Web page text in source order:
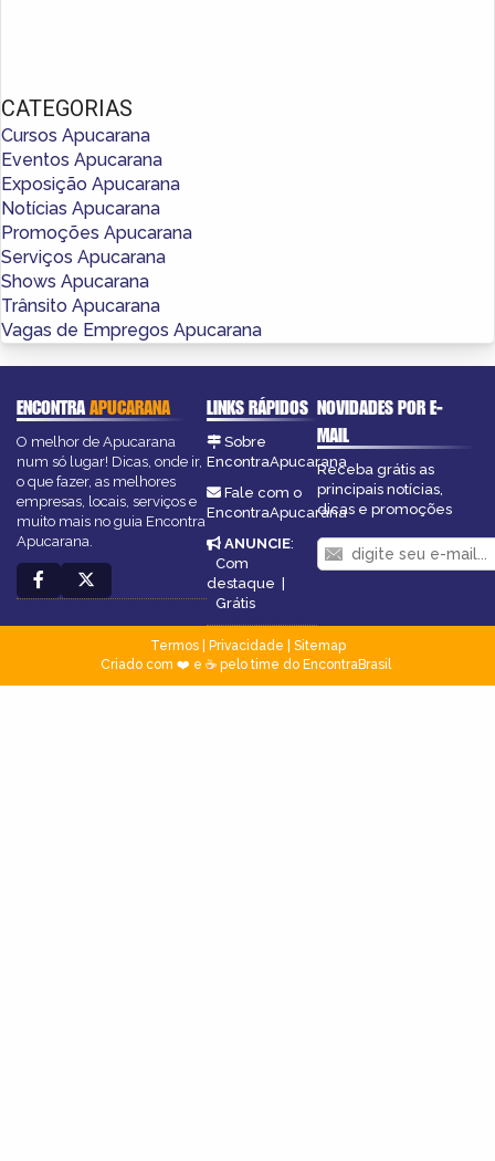
CATEGORIAS
Cursos Apucarana
Eventos Apucarana
Exposição Apucarana
Notícias Apucarana
Promoções Apucarana
Serviços Apucarana
Shows Apucarana
Trânsito Apucarana
Vagas de Empregos Apucarana
ENCONTRAAPUCARANA
O melhor de Apucarana
num só lugar! Dicas, onde ir,
o que fazer, as melhores
empresas, locais, serviços e
muito mais no guia Encontra
Apucarana.
LINKS RÁPIDOS
Sobre
EncontraApucarana
Fale com o
EncontraApucarana
ANUNCIE:
Com
destaque
Grátis
NOVIDADES POR E-
MAIL
Receba grátis as
principais notícias,
dicas e promoções
Termos| Privacidade
Sitemap
Criado com ❤️ e ☕ pelo time do EncontraBrasil